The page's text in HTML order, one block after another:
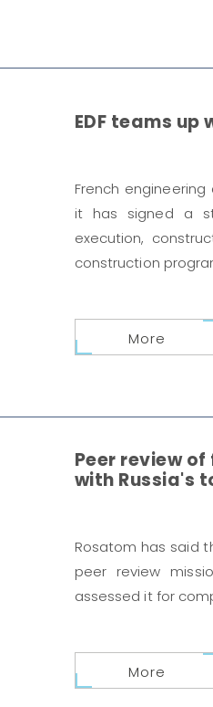
EDF teams up
French
it has signed a
execution,
construction
More
Peer review
with Russia's
Rosatom has said
peer review
assessed it for
More